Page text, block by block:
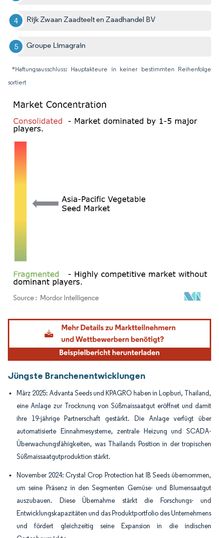
Rijk Zwaan Zaadteelt en Zaadhandel BV
Groupe Limagrain
*Haftungsausschluss: Hauptakteure in keiner bestimmten Reihenfolge
sortiert
Bild © Mordor Intelligence. Wiederverwendung erfordert Namensnennung gemäß
Jüngste Branchenentwicklungen
März 2025: Advanta Seeds und KPAGRO haben in Lopburi, Thailand,
eine Anlage zur Trocknung von Süßmaissaatgut eröffnet und damit
ihre 19-jährige Partnerschaft gestärkt. Die Anlage verfügt über
automatisierte Einnahmesysteme, zentrale Heizung und SCADA-
Überwachungsfähigkeiten, was Thailands Position in der tropischen
Süßmaissaatgutproduktion stärkt.
November 2024: Crystal Crop Protection hat IB Seeds übernommen,
um seine Präsenz in den Segmenten Gemüse- und Blumensaatgut
auszubauen. Diese Übernahme stärkt die Forschungs- und
Entwicklungskapazitäten und das Produktportfolio des Unternehmens
und fördert gleichzeitig seine Expansion in die indischen